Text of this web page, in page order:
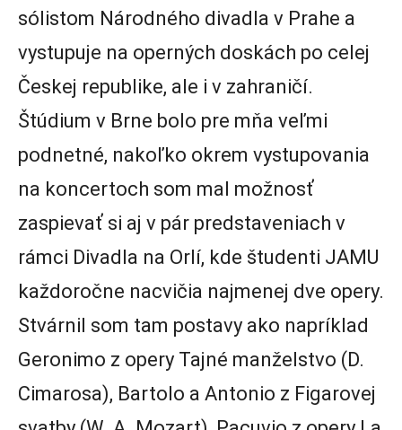
sólistom Národného divadla v Prahe a
vystupuje na operných doskách po celej
Českej republike, ale i v zahraničí.
Štúdium v Brne bolo pre mňa veľmi
podnetné, nakoľko okrem vystupovania
na koncertoch som mal možnosť
zaspievať si aj v pár predstaveniach v
rámci Divadla na Orlí, kde študenti JAMU
každoročne nacvičia najmenej dve opery.
Stvárnil som tam postavy ako napríklad
Geronimo z opery Tajné manželstvo (D.
Cimarosa), Bartolo a Antonio z Figarovej